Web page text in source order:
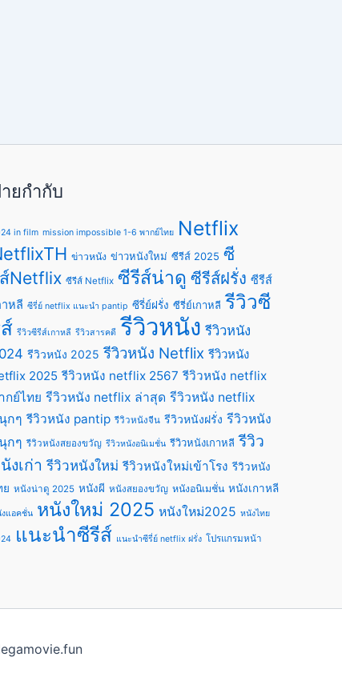
ยกำกับ
in film mission impossible 1-6 พากย์ไทย Netflix
ข่าวหนัง ข่าวหนังใหม่ ซีรีส์ 2025 ซี
Netflix ซีรีส์ Netflix ซีรีส์น่าดู ซีรีส์ฝรั่ง ซีรีส์
าหลี ซีรี่ย์ netflix แนะนํา pantip ซีรี่ย์ฝรั่ง ซีรี่ย์เกาหลี รีวิวซี
รีวิวซีรีส์เกาหลี รีวิวสารคดี รีวิวหนัง รีวิวหนัง
รีวิวหนัง 2025 รีวิวหนัง Netflix รีวิวหนัง
2025 รีวิวหนัง netflix 2567 รีวิวหนัง netflix
กย์ไทย รีวิวหนัง netflix ล่าสุด รีวิวหนัง netflix
กๆ รีวิวหนัง pantip รีวิวหนังจีน รีวิวหนังฝรั่ง รีวิวหนัง
กๆ รีวิวหนังสยองขวัญ รีวิวหนังอนิเมชั่น รีวิวหนังเกาหลี รีวิว
งเก่า รีวิวหนังใหม่ รีวิวหนังใหม่เข้าโรง รีวิวหนัง
ย หนังน่าดู 2025 หนังผี หนังสยองขวัญ หนังอนิเมชั่น หนังเกาหลี
แอคชั่น หนังใหม่ 2025 หนังใหม่2025 หนังไทย
แนะนำซีรีส์ แนะนําซีรี่ย์ netflix ฝรั่ง โปรแกรมหน้า